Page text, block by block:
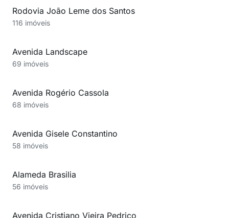
Rodovia João Leme dos Santos
116 imóveis
Avenida Landscape
69 imóveis
Avenida Rogério Cassola
68 imóveis
Avenida Gisele Constantino
58 imóveis
Alameda Brasilia
56 imóveis
Avenida Cristiano Vieira Pedrico